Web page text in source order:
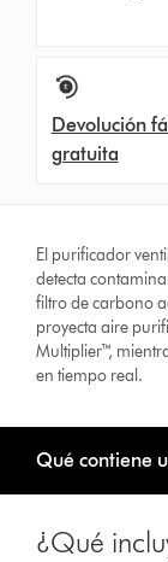
Devolución
gratuita
El purificador
detecta
filtro de carbono
proyecta aire
Multiplier™,
en tiempo real.
Qué contiene
¿Qué